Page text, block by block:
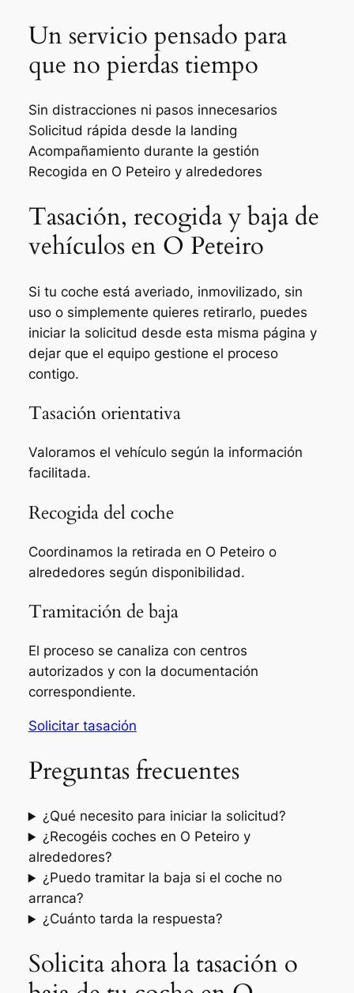
Un servicio pensado para
que no pierdas tiempo
Sin distracciones ni pasos innecesarios
Solicitud rápida desde la landing
Acompañamiento durante la gestión
Recogida en O Peteiro y alrededores
Tasación, recogida y baja de
vehículos en O Peteiro
Si tu coche está averiado, inmovilizado, sin
uso o simplemente quieres retirarlo, puedes
iniciar la solicitud desde esta misma página y
dejar que el equipo gestione el proceso
contigo.
Tasación orientativa
Valoramos el vehículo según la información
facilitada.
Recogida del coche
Coordinamos la retirada en O Peteiro o
alrededores según disponibilidad.
Tramitación de baja
El proceso se canaliza con centros
autorizados y con la documentación
correspondiente.
Solicitar tasación
Preguntas frecuentes
¿Qué necesito para iniciar la solicitud?
¿Recogéis coches en O Peteiro y
alrededores?
¿Puedo tramitar la baja si el coche no
arranca?
¿Cuánto tarda la respuesta?
Solicita ahora la tasación o